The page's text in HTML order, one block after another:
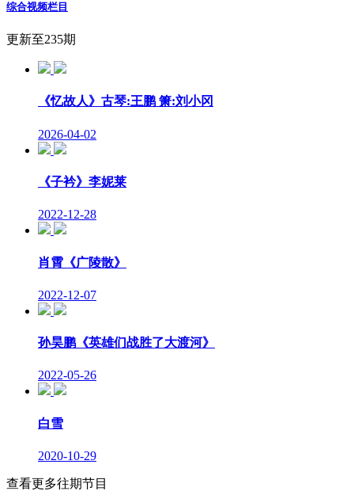
综合视频栏目
更新至235期
《忆故人》古琴:王鹏 箫:刘小冈
2026-04-02
《子衿》李妮莱
2022-12-28
肖霄《广陵散》
2022-12-07
孙昊鹏《英雄们战胜了大渡河》
2022-05-26
白雪
2020-10-29
查看更多往期节目